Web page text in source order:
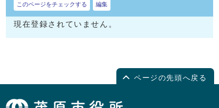
このページをチェックする 編集
現在登録されていません。
ページの先頭へ戻る